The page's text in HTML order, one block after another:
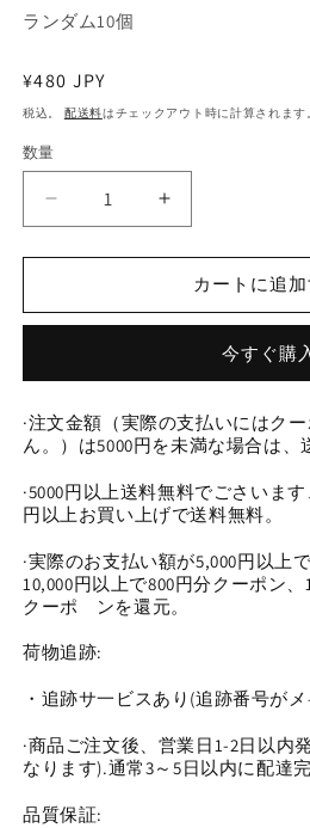
ィ
ア
を
開
く
ランダム10個
通
常
格
¥480 JPY
税込。 配送料はチェックアウト時に計算されます
数
数量
0
今
新
梅
（0809）
の
数
量
を
減
ら
0
0
今
新
梅
（0809）
の
数
量
を
増
や
カートに追加
今すぐ購
·注文金額（実際の支払いにはク
ん。）は5000円を未満な場合は、
·5000円以上送料無料でごさいま
円以上お買い上げで送料無料。
·実際のお支払い額が5,000円以上
10,000円以上で800円分クーポン
クーポ゙ンを還元。
荷物追跡:
・追跡サ一ビスあり(追跡番号が
·商品ご注文後、営業日1-2日以内
なります).通常3～5日以内に配達
品質保証: